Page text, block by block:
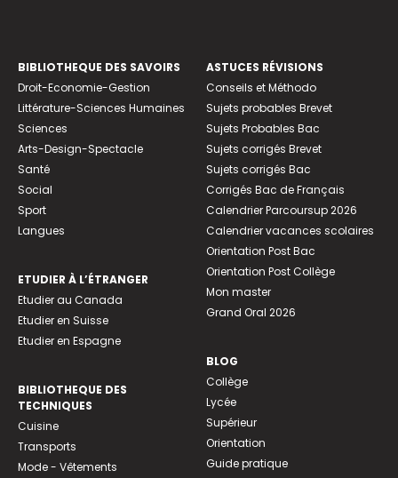
BIBLIOTHEQUE DES SAVOIRS
Droit-Economie-Gestion
Littérature-Sciences Humaines
Sciences
Arts-Design-Spectacle
Santé
Social
Sport
Langues
ETUDIER À L’ÉTRANGER
Etudier au Canada
Etudier en Suisse
Etudier en Espagne
BIBLIOTHEQUE DES
TECHNIQUES
Cuisine
Transports
Mode - Vêtements
ASTUCES RÉVISIONS
Conseils et Méthodo
Sujets probables Brevet
Sujets Probables Bac
Sujets corrigés Brevet
Sujets corrigés Bac
Corrigés Bac de Français
Calendrier Parcoursup 2026
Calendrier vacances scolaires
Orientation Post Bac
Orientation Post Collège
Mon master
Grand Oral 2026
BLOG
Collège
Lycée
Supérieur
Orientation
Guide pratique